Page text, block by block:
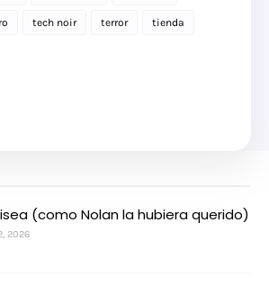
tech noir terror tienda
(como Nolan la hubiera querido)
2026